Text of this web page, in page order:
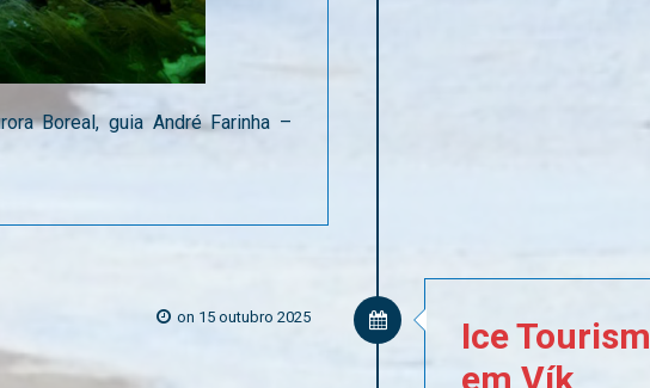
Boreal, guia André Farinha –
IceTourism
em Vík
on 15 outubro 2025